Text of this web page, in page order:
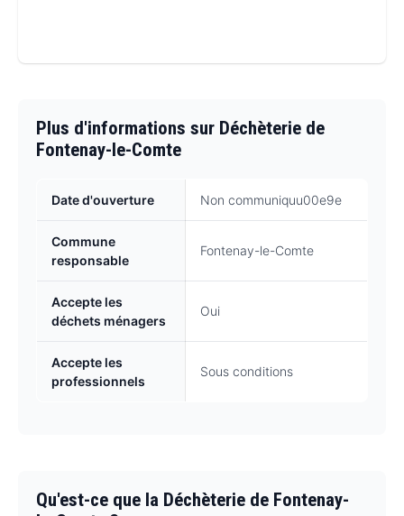
Plus d'informations sur Déchèterie de
Fontenay-le-Comte
Date d'ouverture Non communiquu00e9e
Commune
responsable
Fontenay-le-Comte
Accepte les
déchets ménagers
Oui
Accepte les
professionnels
Sous conditions
Qu'est-ce que la Déchèterie de Fontenay-